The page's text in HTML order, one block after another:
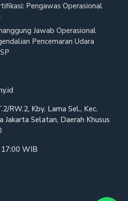
Pengawas Operasional
Jawab Operasional
Pencemaran Udara
RW.2, Kby. Lama Sel., Kec.
Jakarta Selatan, Daerah Khusus
17:00 WIB